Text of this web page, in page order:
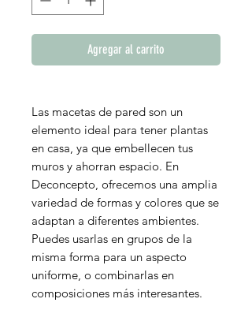
Agregar al carrito
Las macetas de pared son un
elemento ideal para tener plantas
en casa, ya que embellecen tus
muros y ahorran espacio. En
Deconcepto, ofrecemos una amplia
variedad de formas y colores que se
adaptan a diferentes ambientes.
Puedes usarlas en grupos de la
misma forma para un aspecto
uniforme, o combinarlas en
composiciones más interesantes.